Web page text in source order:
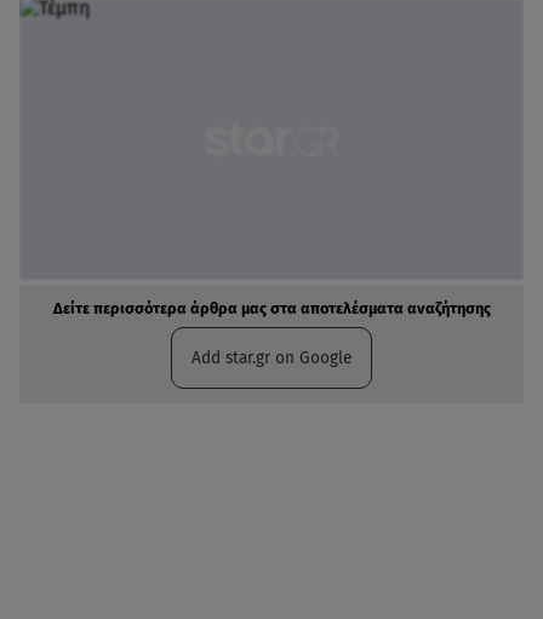
Δείτε περισσότερα άρθρα μας στα αποτελέσματα αναζήτησης
Add star.gr on Google